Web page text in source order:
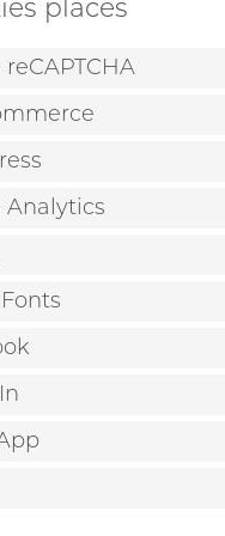
placés
reCAPTCHA
Analytics